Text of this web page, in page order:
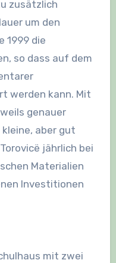
zusätzlich
um den
1999 die
so dass auf dem
werden kann. Mit
genauer
aber gut
jährlich bei
Materialien
Investitionen
mit zwei